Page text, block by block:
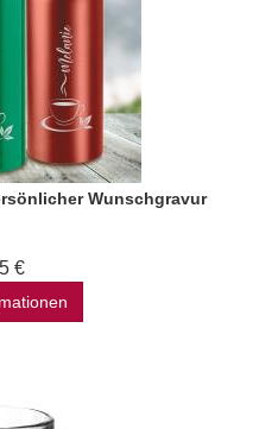
Wunschgravur
€